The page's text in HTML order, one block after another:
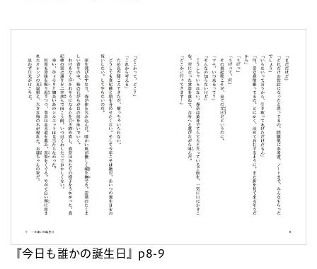
『今日も誰かの誕生日』p8-9